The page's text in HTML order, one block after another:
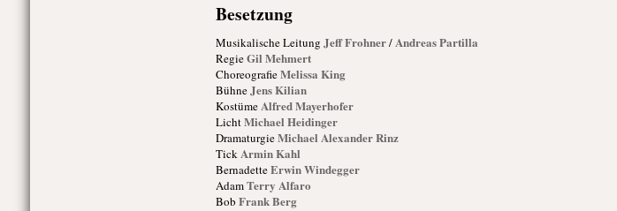
Besetzung
Musikalische Leitung Jeff Frohner/Andreas Partilla
RegieGil Mehmert
ChoreografieMelissa King
BühneJens Kilian
KostümeAlfred Mayerhofer
LichtMichael Heidinger
DramaturgieMichael Alexander Rinz
TickArmin Kahl
BernadetteErwin Windegger
AdamTerry Alfaro
Bob Frank Berg